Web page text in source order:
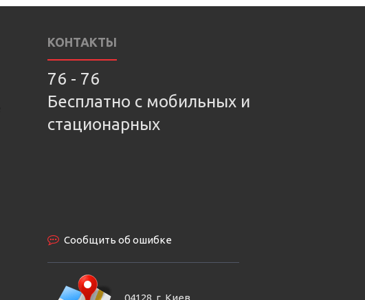
КОНТАКТЫ
76 - 76
Бесплатно с мобильных и
стационарных
Сообщить об ошибке
04128, г. Киев,